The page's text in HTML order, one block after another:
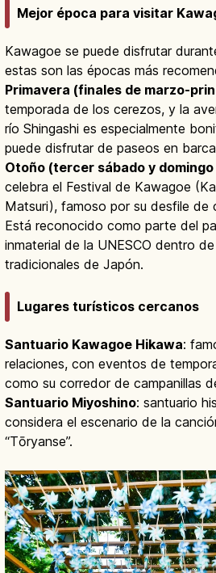
Mejor época para visitar
Kawagoe se puede disfrutar
estas son las épocas más
Primavera (finales de marzo-
temporada de los cerezos, y la
río Shingashi es especialmente
puede disfrutar de paseos en
Otoño (tercer sábado y
celebra el Festival de Kawagoe
Matsuri), famoso por su desfile de
Está reconocido como parte del
inmaterial de la UNESCO dentro
tradicionales de Japón.
Lugares turísticos cercanos
Santuario Kawagoe Hikawa:
relaciones, con eventos de
como su corredor de campanillas
Santuario Miyoshino: santuario
considera el escenario de la
“Tōryanse”.